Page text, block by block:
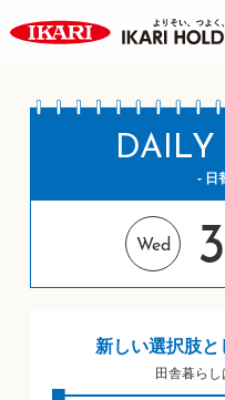
- 日
Wed 3
新しい選択肢
田舎暮ら